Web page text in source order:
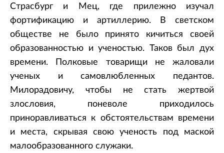
Страсбург и Мец, где прилежно изучал
фортификацию и артиллерию. В светском
обществе не было принято кичиться своей
образованностью и ученостью. Таков был дух
времени. Полковые товарищи не жаловали
ученых и самовлюбленных педантов.
Милорадовичу, чтобы не стать жертвой
злословия, поневоле приходилось
приноравливаться к обстоятельствам времени
и места, скрывая свою ученость под маской
малообразованного служаки.